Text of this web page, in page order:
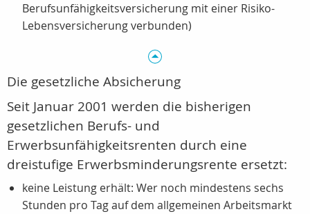
Berufsunfähigkeitsversicherung mit einer Risiko-
Lebensversicherung verbunden)
Die gesetzliche Absicherung
Seit Januar 2001 werden die bisherigen
gesetzlichen Berufs- und
Erwerbsunfähigkeitsrenten durch eine
dreistufige Erwerbsminderungsrente ersetzt:
keine Leistung erhält: Wer noch mindestens sechs
Stunden pro Tag auf dem allgemeinen Arbeitsmarkt